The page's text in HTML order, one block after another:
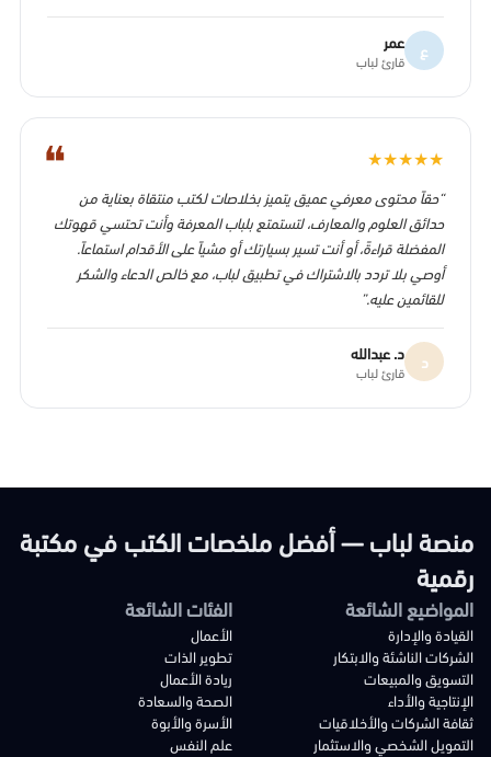
ع عمر
قارئ لباب
❝ ★
★
★
★
★
“حقاً محتوى معرفي عميق يتميز بخلاصات لكتب منتقاة بعناية من
حدائق العلوم والمعارف، لتستمتع بلباب المعرفة وأنت تحتسي قهوتك
المفضلة قراءةً، أو أنت تسير بسيارتك أو مشياً على الأقدام استماعاً.
أوصي بلا تردد بالاشتراك في تطبيق لباب، مع خالص الدعاء والشكر
للقائمين عليه.”
د د. عبدالله
قارئ لباب
منصة لباب — أفضل ملخصات الكتب في مكتبة
رقمية
المواضيع الشائعة
القيادة والإدارة
الشركات الناشئة والابتكار
التسويق والمبيعات
الإنتاجية والأداء
ثقافة الشركات والأخلاقيات
التمويل الشخصي والاستثمار
الفئات الشائعة
الأعمال
تطوير الذات
ريادة الأعمال
الصحة والسعادة
الأسرة والأبوة
علم النفس